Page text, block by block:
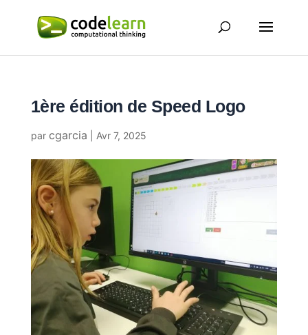
1ère édition de Speed Logo
par cgarcia Avr 7, 2025